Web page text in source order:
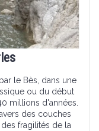
le Bès, dans une
ou du début
millions d'années.
des couches
fragilités de la